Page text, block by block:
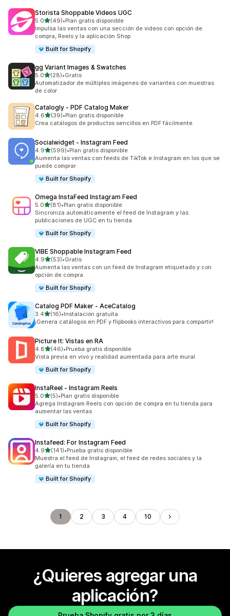
Storista Shoppable Videos UGC
5.0de 5 estrellas
(49)
49 reseñas en total
•Plan gratis disponible
Impulsa las ventas con una sección de videos con opción de
compra, Reels y la aplicación Shop
Built for Shopify
gg Variant Images & Swatches
5.0de 5 estrellas
(28)
28 reseñas en total
•Gratis
Automatizador de múltiples imágenes de variantes con muestras
de color
Catalogly ‑ PDF Catalog Maker
4.6de 5 estrellas
(39)
39 reseñas en total
•Plan gratis disponible
Crea catálogos de productos sencillos en PDF fácilmente
Socialwidget ‑ Instagram Feed
4.9de 5 estrellas
(599)
599 reseñas en total
•Plan gratis disponible
Aumenta las ventas con feeds de TikTok e Instagram en los que se
puede comprar
Built for Shopify
Omega InstaFeed Instagram Feed
5.0de 5 estrellas
(81)
81 reseñas en total
•Plan gratis disponible
Sincroniza automáticamente el feed de Instagram y las
publicaciones de UGC en tu tienda
Built for Shopify
VIBE Shoppable Instagram Feed
4.9de 5 estrellas
(53)
53 reseñas en total
•Gratis
Aumenta las ventas con un feed de Instagram etiquetado y con
opción de compra
Built for Shopify
Catalog PDF Maker ‑ AceCatalog
3.4de 5 estrellas
(16)
16 reseñas en total
•Instalación gratuita
¡Genera catálogos en PDF y flipbooks interactivos para compartir!
Picture It: Vistas en RA
4.8de 5 estrellas
(46)
46 reseñas en total
•Prueba gratis disponible
Vista previa en vivo y realidad aumentada para arte mural
Built for Shopify
InstaReel ‑ Instagram Reels
5.0de 5 estrellas
(5)
5 reseñas en total
•Plan gratis disponible
Agrega Instagram Reels con opción de compra en tu tienda para
aumentar las ventas
Built for Shopify
Instafeed: For Instagram Feed
4.9de 5 estrellas
(141)
141 reseñas en total
•Prueba gratis disponible
Muestra el feed de Instagram, el feed de redes sociales y la
galería en tu tienda
Built for Shopify
1 2 3 4 10
¿Quieres agregar una
aplicación?